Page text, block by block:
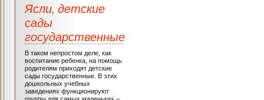
Ясли, детские
сады
государственные
В таком непростом деле, как
воспитание ребенка, на помощь
родителям приходят детские
сады государственные. В этих
дошкольных учебных
заведениях функционируют